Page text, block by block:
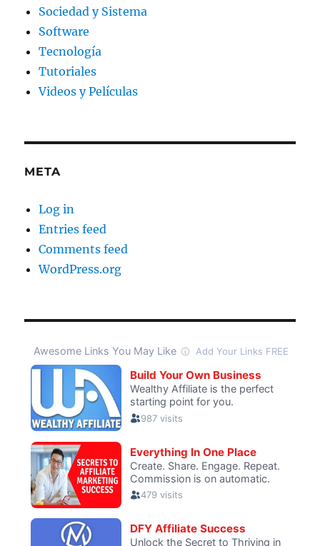
Sociedad y Sistema
Software
Tecnología
Tutoriales
Videos y Películas
META
Log in
Entries feed
Comments feed
WordPress.org